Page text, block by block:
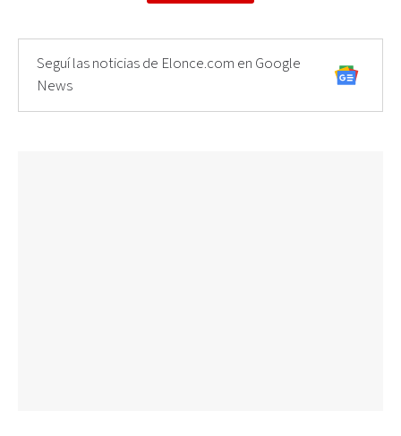
Seguí las noticias de Elonce.com en Google
News